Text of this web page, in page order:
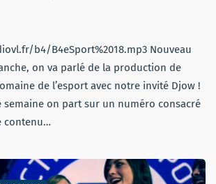
b4/B4eSport%2018.mp3 Nouveau
on va parlé de la production de
de l’esport avec notre invité Djow !
semaine on part sur un numéro consacré
contenu…